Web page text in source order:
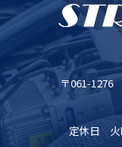
〒061-1276
定休日 火